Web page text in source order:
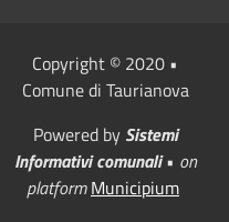
Copyright © 2020 •
Comune di Taurianova
Powered by Sistemi
Informativi comunali• on
platform Municipium